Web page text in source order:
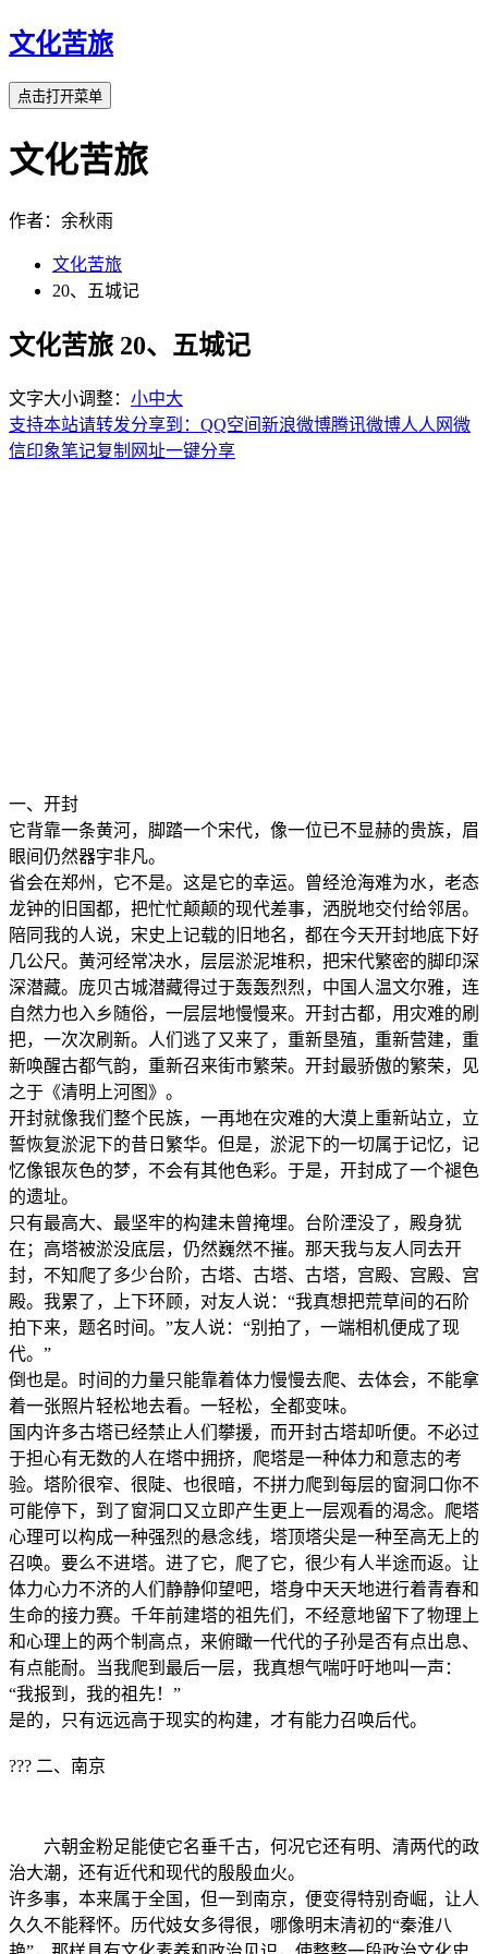
文化苦旅
点击打开菜单
文化苦旅
作者：余秋雨
文化苦旅
20、五城记
文化苦旅 20、五城记
文字大小调整： 小中大
支持本站请转发分享到： QQ空间新浪微博腾讯微博人人网微
信印象笔记复制网址一键分享
一、开封
它背靠一条黄河，脚踏一个宋代，像一位已不显赫的贵族，眉
眼间仍然器宇非凡。
省会在郑州，它不是。这是它的幸运。曾经沧海难为水，老态
龙钟的旧国都，把忙忙颠颠的现代差事，洒脱地交付给邻居。
陪同我的人说，宋史上记载的旧地名，都在今天开封地底下好
几公尺。黄河经常决水，层层淤泥堆积，把宋代繁密的脚印深
深潜藏。庞贝古城潜藏得过于轰轰烈烈，中国人温文尔雅，连
自然力也入乡随俗，一层层地慢慢来。开封古都，用灾难的刷
把，一次次刷新。人们逃了又来了，重新垦殖，重新营建，重
新唤醒古都气韵，重新召来街市繁荣。开封最骄傲的繁荣，见
之于《清明上河图》。
开封就像我们整个民族，一再地在灾难的大漠上重新站立，立
誓恢复淤泥下的昔日繁华。但是，淤泥下的一切属于记忆，记
忆像银灰色的梦，不会有其他色彩。于是，开封成了一个褪色
的遗址。
只有最高大、最坚牢的构建未曾掩埋。台阶湮没了，殿身犹
在；高塔被淤没底层，仍然巍然不摧。那天我与友人同去开
封，不知爬了多少台阶，古塔、古塔、古塔，宫殿、宫殿、宫
殿。我累了，上下环顾，对友人说：“我真想把荒草间的石阶
拍下来，题名时间。”友人说：“别拍了，一端相机便成了现
代。”
倒也是。时间的力量只能靠着体力慢慢去爬、去体会，不能拿
着一张照片轻松地去看。一轻松，全都变味。
国内许多古塔已经禁止人们攀援，而开封古塔却听便。不必过
于担心有无数的人在塔中拥挤，爬塔是一种体力和意志的考
验。塔阶很窄、很陡、也很暗，不拼力爬到每层的窗洞口你不
可能停下，到了窗洞口又立即产生更上一层观看的渴念。爬塔
心理可以构成一种强烈的悬念线，塔顶塔尖是一种至高无上的
召唤。要么不进塔。进了它，爬了它，很少有人半途而返。让
体力心力不济的人们静静仰望吧，塔身中天天地进行着青春和
生命的接力赛。千年前建塔的祖先们，不经意地留下了物理上
和心理上的两个制高点，来俯瞰一代代的子孙是否有点出息、
有点能耐。当我爬到最后一层，我真想气喘吁吁地叫一声：
“我报到，我的祖先！”
是的，只有远远高于现实的构建，才有能力召唤后代。
??? 二、南京
六朝金粉足能使它名垂千古，何况它还有明、清两代的政
治大潮，还有近代和现代的殷殷血火。
许多事，本来属于全国，但一到南京，便变得特别奇崛，让人
久久不能释怀。历代妓女多得很，哪像明末清初的“秦淮八